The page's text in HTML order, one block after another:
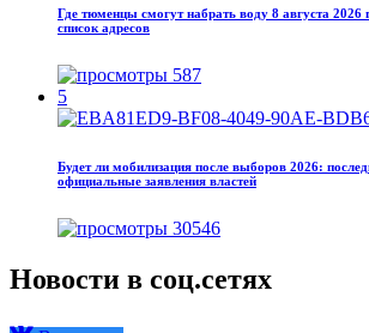
Где тюменцы смогут набрать воду 8 августа
список адресов
587
5
Будет ли мобилизация после выборов 2026:
официальные заявления властей
30546
Новости в соц.сетях